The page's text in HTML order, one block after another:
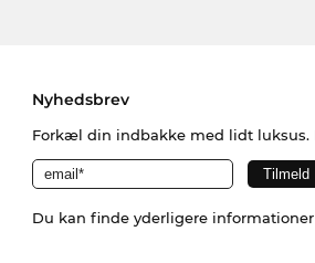
Nyhedsbrev
Forkæl din indbakke med lidt luksus.
Du kan finde yderligere